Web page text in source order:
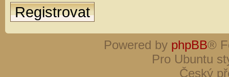
Registrovat
Powered by phpBB®
Pro Ubuntu
Český